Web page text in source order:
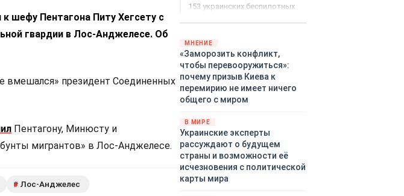
шефу Пентагона Питу Хегсету с
гвардии в Лос-Анджелесе. Об
вмешался» президент Соединенных
Пентагону, Минюсту и
мигрантов» в Лос-Анджелесе.
# Лос-Анджелес
153 украинских беспилотных
территориями Белгородской,
Брянской, Владимирской,
Воронежской, Калужской,
Курской, Липецкой,
Орловской, Ростовской,
Рязанской, Самарской,
Тульской областей,
Московского региона,
Республики Крым, Республики
Татарстан, Краснодарского
края и над акваториями
МНЕНИЕ
«Заморозить конфликт,
чтобы перевооружиться»:
почему призыв Киева к
перемирию не имеет ничего
общего с миром
В МИРЕ
Украинские эксперты
рассуждают о будущем
страны и возможности её
исчезновения с политической
карты мира